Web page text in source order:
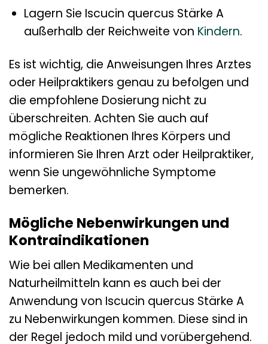
Lagern Sie Iscucin quercus Stärke A
außerhalb der Reichweite von Kindern.
Es ist wichtig, die Anweisungen Ihres Arztes
oder Heilpraktikers genau zu befolgen und
die empfohlene Dosierung nicht zu
überschreiten. Achten Sie auch auf
mögliche Reaktionen Ihres Körpers und
informieren Sie Ihren Arzt oder Heilpraktiker,
wenn Sie ungewöhnliche Symptome
bemerken.
Mögliche Nebenwirkungen und
Kontraindikationen
Wie bei allen Medikamenten und
Naturheilmitteln kann es auch bei der
Anwendung von Iscucin quercus Stärke A
zu Nebenwirkungen kommen. Diese sind in
der Regel jedoch mild und vorübergehend.